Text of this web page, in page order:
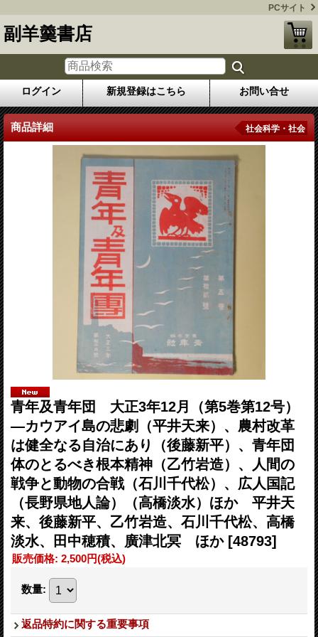
PCサイト
副羊羹書店
ログイン 新規登録はこちら お問い合せ
商品詳細 社会科学・社会
青年及青年団 大正3年12月（第5巻第12号）
―カウアイ島の悲劇（平井天来）、農村改革
は健全なる自治にあり（後藤新平）、青年団
体のとるべき根本精神（乙竹岩造）、人間の
戦争と動物の合戦（石川千代松）、広人国記
（長野県地人論）（高橋淡水）ほか 平井天
来、後藤新平、乙竹岩造、石川千代松、高橋
淡水、田中穂積、廣津北冥 ほか [48793]
販売価格: 2,500円(税込)
数量:
返品特約に関する重要事項